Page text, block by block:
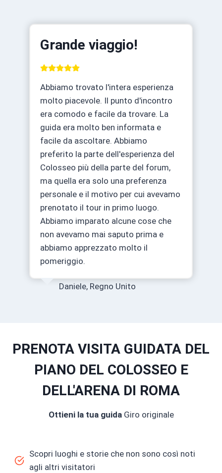
Grande viaggio!
Abbiamo trovato l'intera esperienza
molto piacevole. Il punto d'incontro
era comodo e facile da trovare. La
guida era molto ben informata e
facile da ascoltare. Abbiamo
preferito la parte dell'esperienza del
Colosseo più della parte del forum,
ma quella era solo una preferenza
personale e il motivo per cui avevamo
prenotato il tour in primo luogo.
Abbiamo imparato alcune cose che
non avevamo mai saputo prima e
abbiamo apprezzato molto il
pomeriggio.
Daniele, Regno Unito
PRENOTA VISITA GUIDATA DEL
PIANO DEL COLOSSEO E
DELL'ARENA DI ROMA
Ottieni la tua guida Giro originale
Scopri luoghi e storie che non sono così noti
agli altri visitatori